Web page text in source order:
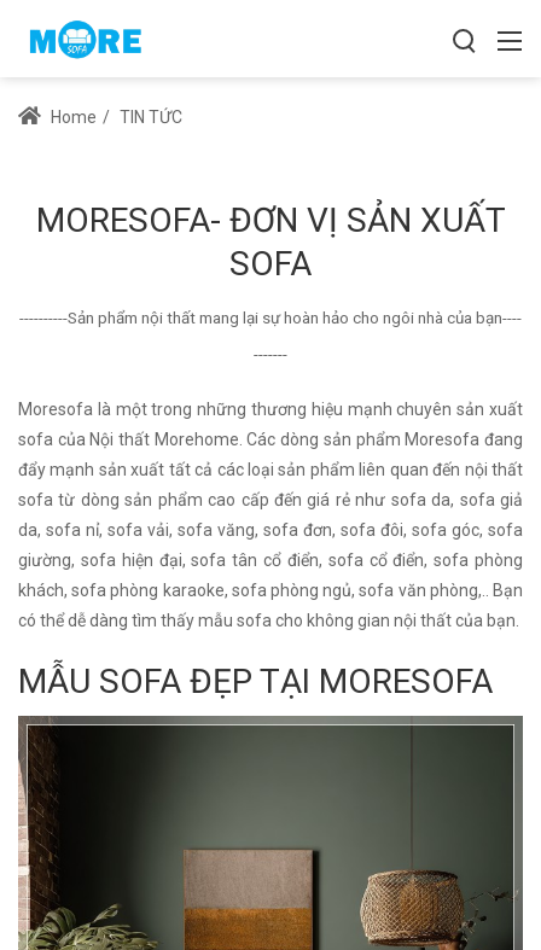
Home / TIN TỨC
MORESOFA- ĐƠN VỊ SẢN XUẤT
SOFA
----------Sản phẩm nội thất mang lại sự hoàn hảo cho ngôi nhà của bạn----
-------
Moresofa là một trong những thương hiệu mạnh chuyên sản xuất
sofa của Nội thất Morehome. Các dòng sản phẩm Moresofa đang
đẩy mạnh sản xuất tất cả các loại sản phẩm liên quan đến nội thất
sofa từ dòng sản phẩm cao cấp đến giá rẻ như sofa da, sofa giả
da, sofa nỉ, sofa vải, sofa văng, sofa đơn, sofa đôi, sofa góc, sofa
giường, sofa hiện đại, sofa tân cổ điển, sofa cổ điển, sofa phòng
khách, sofa phòng karaoke, sofa phòng ngủ, sofa văn phòng,.. Bạn
có thể dễ dàng tìm thấy mẫu sofa cho không gian nội thất của bạn.
MẪU SOFA ĐẸP TẠI MORESOFA